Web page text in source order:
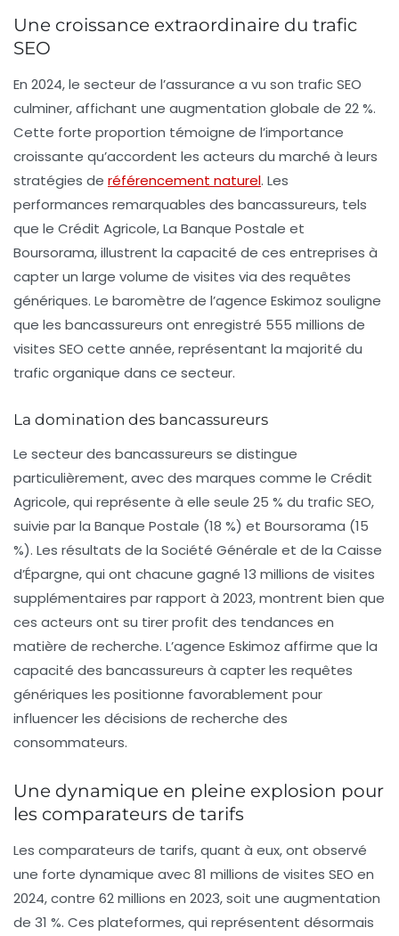
Une croissance extraordinaire du trafic
SEO
En 2024, le secteur de l’assurance a vu son trafic SEO
culminer, affichant une augmentation globale de 22 %.
Cette forte proportion témoigne de l’importance
croissante qu’accordent les acteurs du marché à leurs
stratégies de référencement naturel. Les
performances remarquables des bancassureurs, tels
que le Crédit Agricole, La Banque Postale et
Boursorama, illustrent la capacité de ces entreprises à
capter un large volume de visites via des requêtes
génériques. Le baromètre de l’agence Eskimoz souligne
que les bancassureurs ont enregistré 555 millions de
visites SEO cette année, représentant la majorité du
trafic organique dans ce secteur.
La domination des bancassureurs
Le secteur des bancassureurs se distingue
particulièrement, avec des marques comme le Crédit
Agricole, qui représente à elle seule 25 % du trafic SEO,
suivie par la Banque Postale (18 %) et Boursorama (15
%). Les résultats de la Société Générale et de la Caisse
d’Épargne, qui ont chacune gagné 13 millions de visites
supplémentaires par rapport à 2023, montrent bien que
ces acteurs ont su tirer profit des tendances en
matière de recherche. L’agence Eskimoz affirme que la
capacité des bancassureurs à capter les requêtes
génériques les positionne favorablement pour
influencer les décisions de recherche des
consommateurs.
Une dynamique en pleine explosion pour
les comparateurs de tarifs
Les comparateurs de tarifs, quant à eux, ont observé
une forte dynamique avec81 millions de visites SEO en
2024, contre 62 millions en 2023, soit une augmentation
de 31 %. Ces plateformes, qui représentent désormais